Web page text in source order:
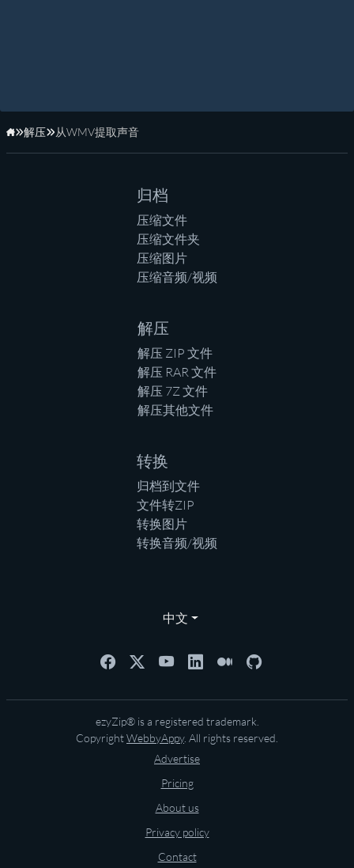
主页
解压 从WMV提取声音
归档
压缩文件
压缩文件夹
压缩图片
压缩音频/视频
解压
解压 ZIP 文件
解压 RAR 文件
解压 7Z 文件
解压其他文件
转换
归档到文件
文件转ZIP
转换图片
转换音频/视频
中文
ezyZip® is a registered trademark.
CopyrightWebbyAppy. All rights reserved.
Advertise
Pricing
About us
Privacy policy
Contact